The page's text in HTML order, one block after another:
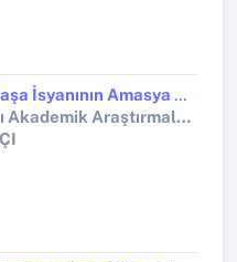
Abaza Hasan Paşa İsyanının Amasya Sancağındaki Yansımaları Üzerine Bir Değerlendirme
16. Uluslararası Akademik Araştırmalar Kongresi